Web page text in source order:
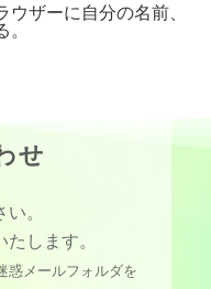
ザーに自分の名前、
せ
。
します。
惑メールフォルダを